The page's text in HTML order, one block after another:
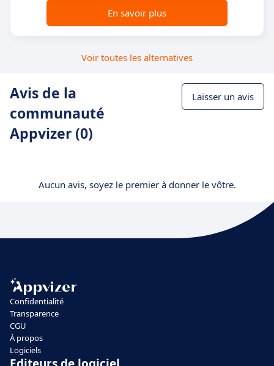
En savoir plus
Voir toutes les alternatives
Avis de la
communauté
Appvizer (0)
Laisser un avis
Aucun avis, soyez le premier à donner le vôtre.
Confidentialité
Transparence
CGU
À propos
Logiciels